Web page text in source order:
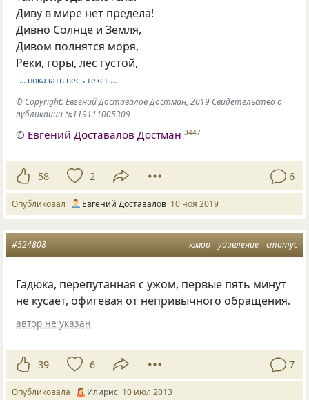
Диву в мире нет предела!
Дивно Солнце и Земля,
Дивом полнятся моря,
Реки, горы, лес густой,
… показать весь текст …
© Copyright: Евгений Доставалов Достман, 2019 Свидетельство о
публикации №119111005309
© Евгений Доставалов Достман 3447
58 2 6
Опубликовал Евгений Доставалов 10 ноя 2019
юмор удивление статус
#524808
Гадюка, перепутанная с ужом, первые пять минут
не кусает, офигевая от непривычного обращения.
автор не указан
39 6 7
Опубликовала Илирис 10 июл 2013